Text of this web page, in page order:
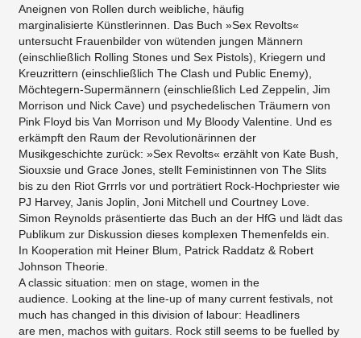
Aneignen von Rollen durch weibliche, häufig
marginalisierte Künstlerinnen. Das Buch »Sex Revolts«
untersucht Frauenbilder von wütenden jungen Männern
(einschließlich Rolling Stones und Sex Pistols), Kriegern und
Kreuzrittern (einschließlich The Clash und Public Enemy),
Möchtegern-Supermännern (einschließlich Led Zeppelin, Jim
Morrison und Nick Cave) und psychedelischen Träumern von
Pink Floyd bis Van Morrison und My Bloody Valentine. Und es
erkämpft den Raum der Revolutionärinnen der
Musikgeschichte zurück: »Sex Revolts« erzählt von Kate Bush,
Siouxsie und Grace Jones, stellt Feministinnen von The Slits
bis zu den Riot Grrrls vor und porträtiert Rock-Hochpriester wie
PJ Harvey, Janis Joplin, Joni Mitchell und Courtney Love.
Simon Reynolds präsentierte das Buch an der HfG und lädt das
Publikum zur Diskussion dieses komplexen Themenfelds ein.
In Kooperation mit Heiner Blum, Patrick Raddatz & Robert
Johnson Theorie.
A classic situation: men on stage, women in the
audience. Looking at the line-up of many current festivals, not
much has changed in this division of labour: Headliners
are men, machos with guitars. Rock still seems to be fuelled by